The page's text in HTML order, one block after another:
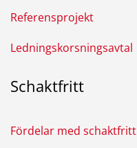
Referensprojekt
Ledningskorsningsavtal
Schaktfritt
Fördelar med schaktfritt